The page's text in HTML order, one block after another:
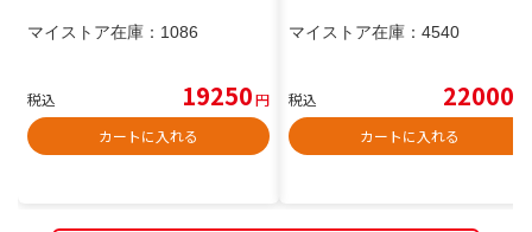
マイストア在庫： 1086
税込 19250円
カートに入れる
マイストア在庫： 4540
税込 22000
カートに入れる